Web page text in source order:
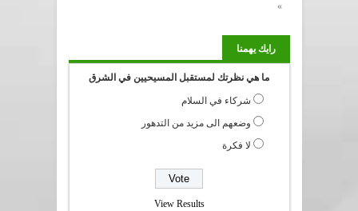
»
رايك يهمنا
ما هي نظرتك لمستقبل المسيحيين في الشرق
شركاء في السلام
وضعهم الى مزيد من التدهور
لا فكرة
View Results